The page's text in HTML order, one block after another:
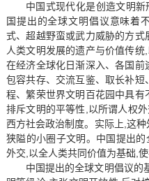
中国式现代化是创造文明
国提出的全球文明倡议意味着
式、超越野蛮或武力威胁的方
人类文明发展的遗产与价值传统
在经济全球化日渐深入、各国
包容共存、交流互鉴、取长补
程、繁荣世界文明百花园中具
排斥文明的平等性,以所谓人权
西方社会政治制度。实际上,这
狭隘的小圈子文明。中国提出
外交,以全人类共同价值为基础,
中国提出的全球文明倡议的